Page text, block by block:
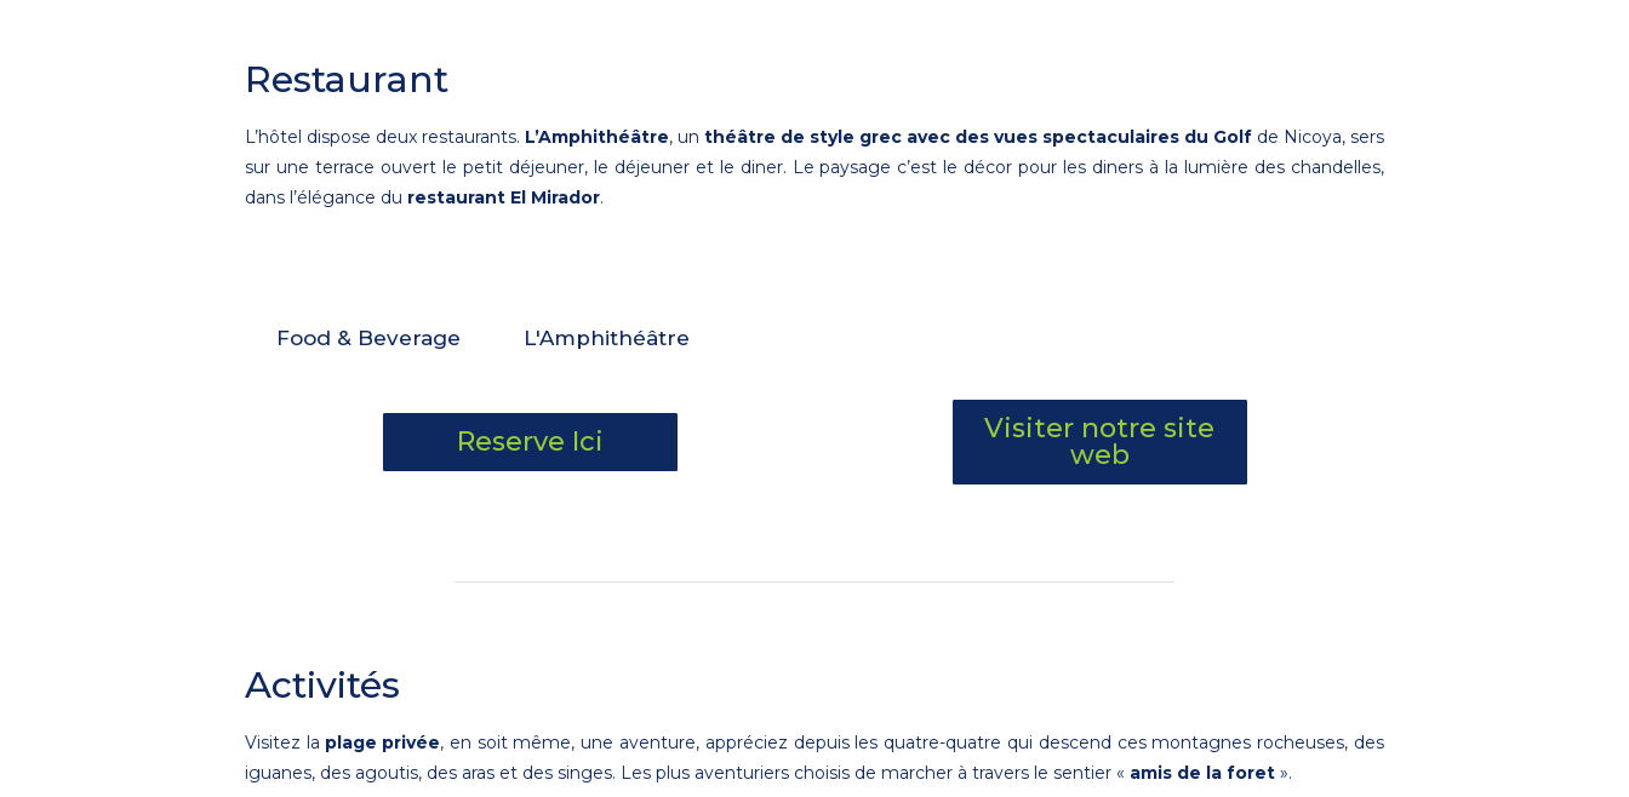
Restaurant
L’hôtel dispose deux restaurants. L’Amphithéâtre, un théâtre de style grec avec des vues spectaculaires du Golf de Nicoya, sers
sur une terrace ouvert le petit déjeuner, le déjeuner et le diner. Le paysage c’est le décor pour les diners à la lumière des chandelles,
dans l’élégance du restaurant El Mirador.
Food & Beverage L'Amphithéâtre
Reserve Ici
Visiter notre site
web
Activités
Visitez la plage privée, en soit même, une aventure, appréciez depuis les quatre-quatre qui descend ces montagnes rocheuses, des
iguanes, des agoutis, des aras et des singes. Les plus aventuriers choisis de marcher à travers le sentier « amis de la foret ».